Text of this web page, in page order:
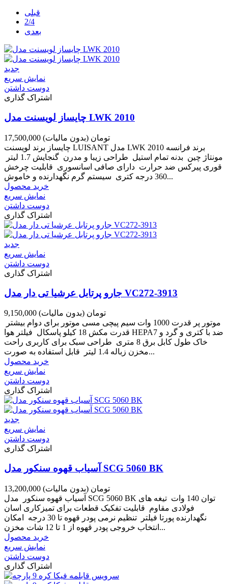
قبلی
2/4
بعدی
جدید
نمایش سریع
دوست داشتن
اشتراک گذاری
چایساز لویسنت مدل LWK 2010
17,500,000 تومان (بدون مالیات)
چایساز برند لویسنت LUISANT مدل LWK 2010 برند فرانسه
مونتاژ چین بدنه تمام استیل طراحی زیبا و مدرن گنجایش 1.7 لیتر
قوری پیرکس ضد حرارت دارای صافی اسانسوری قابلیت چرخش
360 درجه کتری سیستم گرم نگهدارنده و خاموش...
خرید محصول
نمایش سریع
دوست داشتن
اشتراک گذاری
جدید
نمایش سریع
دوست داشتن
اشتراک گذاری
جارو پرتابل عرشیا تی دار مدل VC272-3913
9,150,000 تومان (بدون مالیات)
موتور پر قدرت 1000 وات سیم پیچی مسی موتور برای دوام بیشتر
قدرت مکش 18 کیلو پاسکال فیلتر هوا HEPA7 ضد با کتری و گرد و
خاک طول کابل برق 8 متری طراحی سبک برای کاربری راحت
مخزن زباله 1.4 لیتر قابل استفاده به صورت...
خرید محصول
نمایش سریع
دوست داشتن
اشتراک گذاری
جدید
نمایش سریع
دوست داشتن
اشتراک گذاری
آسیاب قهوه سنکور مدل SCG 5060 BK
13,200,000 تومان (بدون مالیات)
آسیاب قهوه سنکور مدل SCG 5060 BK توان 140 وات تیغه های
فولادی مقاوم قابلیت تفکیک قطعات برای تمیزکاری اسان
نگهدارنده پورتا فیلتر تنظیم نرمی پودر قهوه تا 30 درجه امکان
انتخاب خروجی پودر قهوه از 1 تا 12 شات مخزن...
خرید محصول
نمایش سریع
دوست داشتن
اشتراک گذاری